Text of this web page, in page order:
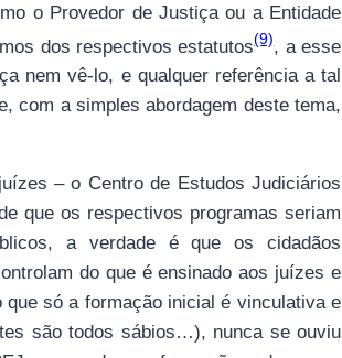
o Provedor de Justiça ou a Entidade
dos respectivos estatutos(9), a esse
nem vê-lo, e qualquer referência a tal
com a simples abordagem deste tema,
– o Centro de Estudos Judiciários
que os respectivos programas seriam
a verdade é que os cidadãos
do que é ensinado aos juízes e
só a formação inicial é vinculativa e
são todos sábios…), nunca se ouviu